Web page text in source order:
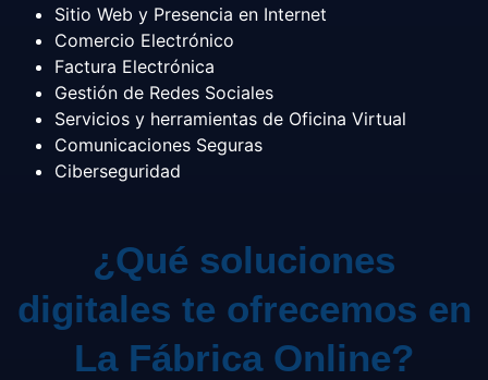
Sitio Web y Presencia en Internet
Comercio Electrónico
Factura Electrónica
Gestión de Redes Sociales
Servicios y herramientas de Oficina Virtual
Comunicaciones Seguras
Ciberseguridad
¿Qué soluciones
digitales te ofrecemos en
La Fábrica Online?